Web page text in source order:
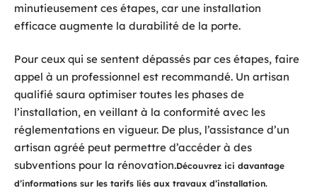
minutieusement ces étapes, car une installation
efficace augmente la durabilité de la porte.
Pour ceux qui se sentent dépassés par ces étapes, faire
appel à un professionnel est recommandé. Un artisan
qualifié saura optimiser toutes les phases de
l’installation, en veillant à la conformité avec les
réglementations en vigueur. De plus, l’assistance d’un
artisan agréé peut permettre d’accéder à des
subventions pour la rénovation.Découvrez ici davantage
d’informations sur les tarifs liés aux travaux d’installation.